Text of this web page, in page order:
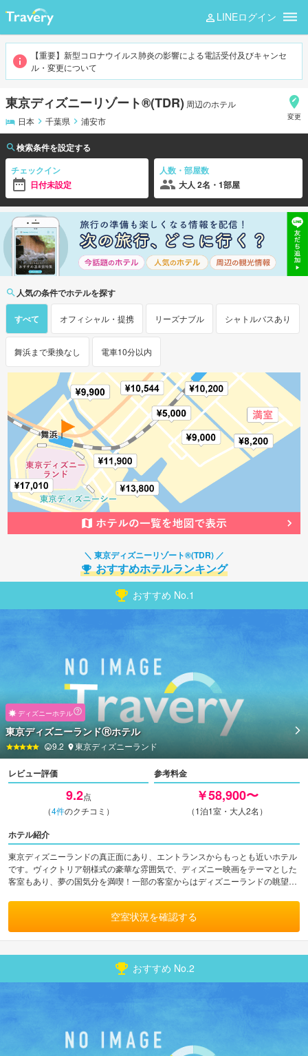
LINEログイン
【重要】新型コロナウイルス肺炎の影響による電話受付及びキャンセ
ル・変更について
東京ディズニーリゾート®(TDR) 周辺のホテル
日本
千葉県 浦安市 変更
検索条件を設定する
チェックイン
日付未設定
人数・部屋数
大人 2名・1部屋
人気の条件でホテルを探す
すべて オフィシャル・提携 リーズナブル シャトルバスあり
舞浜まで乗換なし 電車10分以内
東京ディズニーリゾート®(TDR)
おすすめホテルランキング
おすすめ No.1
ディズニーホテル
東京ディズニーランドⓇホテル
9.2 東京ディズニーランド
レビュー評価
9.2点
（4件のクチコミ）
参考料金
￥58,900〜
（1泊1室・大人2名）
ホテル紹介
東京ディズニーランドの真正面にあり、エントランスからもっとも近いホテル
です。ヴィクトリア朝様式の豪華な雰囲気で、ディズニー映画をテーマとした
客室もあり、夢の国気分を満喫！一部の客室からはディズニーランドの眺望が
空室状況を確認する
おすすめ No.2